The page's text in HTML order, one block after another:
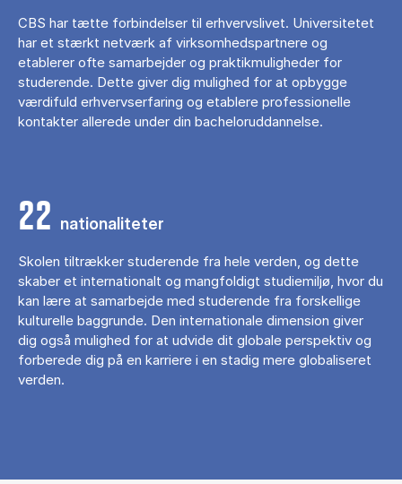
CBS har tætte forbindelser til erhvervslivet. Universitetet
har et stærkt netværk af virksomhedspartnere og
etablerer ofte samarbejder og praktikmuligheder for
studerende. Dette giver dig mulighed for at opbygge
værdifuld erhvervserfaring og etablere professionelle
kontakter allerede under din bacheloruddannelse.
22 nationaliteter
Skolen tiltrækker studerende fra hele verden, og dette
skaber et internationalt og mangfoldigt studiemiljø, hvor du
kan lære at samarbejde med studerende fra forskellige
kulturelle baggrunde. Den internationale dimension giver
dig også mulighed for at udvide dit globale perspektiv og
forberede dig på en karriere i en stadig mere globaliseret
verden.